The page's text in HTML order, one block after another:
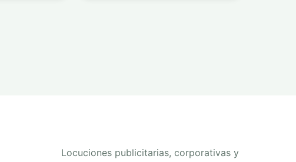
Locuciones publicitarias, corporativas y